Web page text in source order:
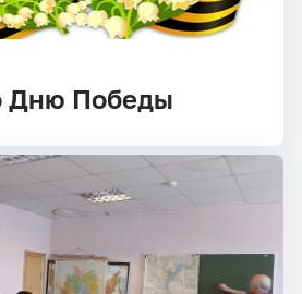
Дню Победы